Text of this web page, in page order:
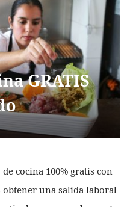
GRATIS
cocina 100% gratis con
obtener una salida laboral